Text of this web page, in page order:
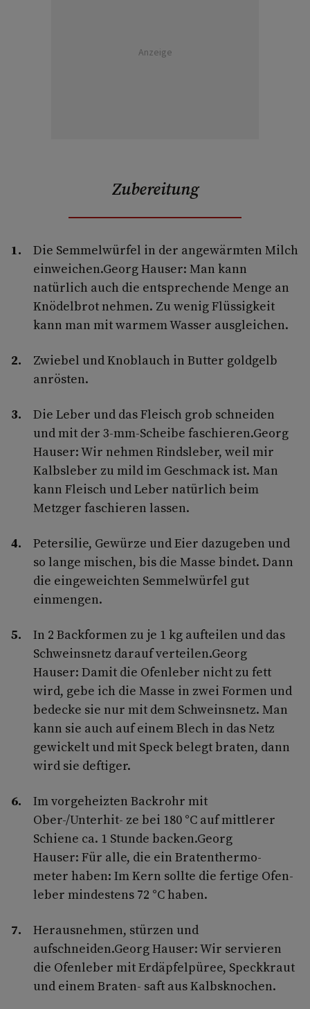
Anzeige
Zubereitung
Die Semmelwürfel in der angewärmten Milch
einweichen.Georg Hauser: Man kann
natürlich auch die entsprechende Menge an
Knödelbrot nehmen. Zu wenig Flüssigkeit
kann man mit warmem Wasser ausgleichen.
Zwiebel und Knoblauch in Butter goldgelb
anrösten.
Die Leber und das Fleisch grob schneiden
und mit der 3-mm-Scheibe faschieren.Georg
Hauser: Wir nehmen Rindsleber, weil mir
Kalbsleber zu mild im Geschmack ist. Man
kann Fleisch und Leber natürlich beim
Metzger faschieren lassen.
Petersilie, Gewürze und Eier dazugeben und
so lange mischen, bis die Masse bindet. Dann
die eingeweichten Semmelwürfel gut
einmengen.
In 2 Backformen zu je 1 kg aufteilen und das
Schweinsnetz darauf verteilen.Georg
Hauser: Damit die Ofenleber nicht zu fett
wird, gebe ich die Masse in zwei Formen und
bedecke sie nur mit dem Schweinsnetz. Man
kann sie auch auf einem Blech in das Netz
gewickelt und mit Speck belegt braten, dann
wird sie deftiger.
Im vorgeheizten Backrohr mit
Ober-/Unterhit- ze bei 180 °C auf mittlerer
Schiene ca. 1 Stunde backen.Georg
Hauser: Für alle, die ein Bratenthermo-
meter haben: Im Kern sollte die fertige Ofen-
leber mindestens 72 °C haben.
Herausnehmen, stürzen und
aufschneiden.Georg Hauser: Wir servieren
die Ofenleber mit Erdäpfelpüree, Speckkraut
und einem Braten- saft aus Kalbsknochen.